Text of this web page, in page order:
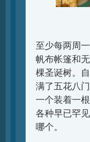
至少每两周
帆布帐篷和
棵圣诞树。
满了五花八
一个装着一
各种早已罕
哪个。